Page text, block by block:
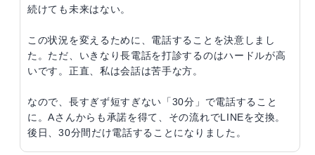
続けても未来はない。
この状況を変えるために、電話することを決意しまし
た。ただ、いきなり長電話を打診するのはハードルが高
いです。正直、私は会話は苦手な方。
なので、長すぎず短すぎない「30分」で電話すること
に。Aさんからも承諾を得て、その流れでLINEを交換。
後日、30分間だけ電話することになりました。